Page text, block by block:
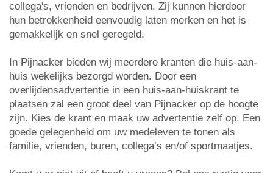
collega's, vrienden en bedrijven. Zij kunnen hierdoor
hun betrokkenheid eenvoudig laten merken en het is
gemakkelijk en snel geregeld.
In Pijnacker bieden wij meerdere kranten die huis-aan-
huis wekelijks bezorgd worden. Door een
overlijdensadvertentie in een huis-aan-huiskrant te
plaatsen zal een groot deel van Pijnacker op de hoogte
zijn. Kies de krant en maak uw advertentie zelf op. Een
goede gelegenheid om uw medeleven te tonen als
familie, vrienden, buren, collega’s en/of sportmaatjes.